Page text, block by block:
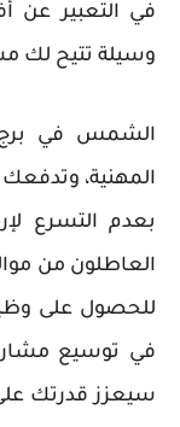
في التعبير عن
وسيلة تتيح لك
الشمس في برج
المهنية،
بعدم التسرع
العاطلون من
للحصول على
في توسيع
سيعزز قدرتك